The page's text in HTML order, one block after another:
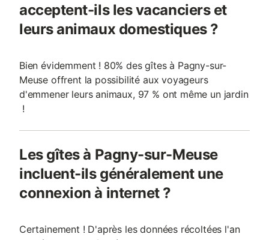
acceptent-ils les vacanciers et
leurs animaux domestiques ?
Bien évidemment ! 80% des gîtes à Pagny-sur-
Meuse offrent la possibilité aux voyageurs
d'emmener leurs animaux, 97 % ont même un jardin
!
Les gîtes à Pagny-sur-Meuse
incluent-ils généralement une
connexion à internet ?
Certainement ! D'après les données récoltées l'an